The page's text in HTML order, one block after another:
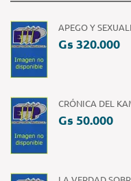
APEGO Y
Gs 320.000
CRÓNICA DEL
Gs 50.000